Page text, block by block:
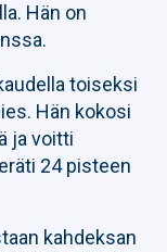
Hän on
toiseksi
Hän kokosi
ja voitti
24 pisteen
kahdeksan